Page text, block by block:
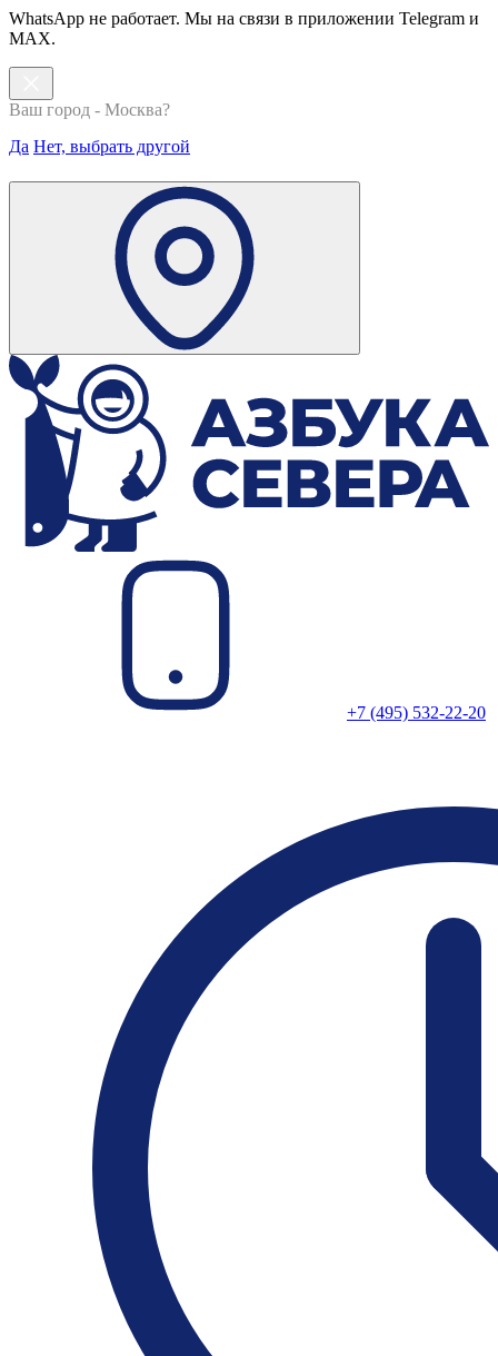
WhatsApp не работает. Мы на связи в приложении Telegram и
MAX.
Ваш город - Москва?
Да Нет, выбрать другой
+7 (495) 532-22-20